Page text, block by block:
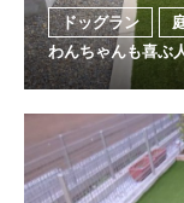
ドッグラン
わんちゃんも喜ぶ